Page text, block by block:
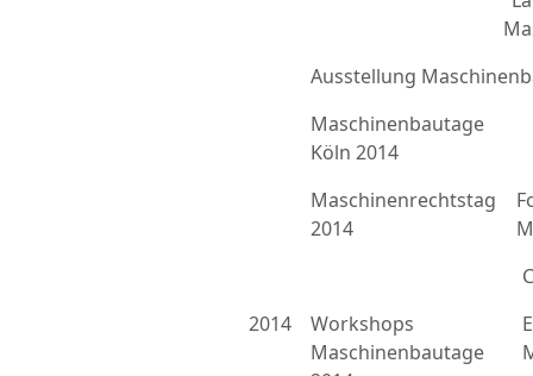
Ausstellung
2014
Maschinenbautage
Köln 2014
Maschinenrechtstag
2014
Workshops
Maschinenbautage